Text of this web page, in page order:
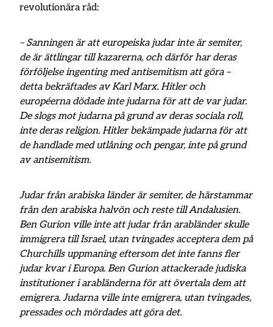
revolutionära råd:
– Sanningen är att europeiska judar inte är semiter,
de är ättlingar till kazarerna, och därför har deras
förföljelse ingenting med antisemitism att göra –
detta bekräftades av Karl Marx. Hitler och
européerna dödade inte judarna för att de var judar.
De slogs mot judarna på grund av deras sociala roll,
inte deras religion. Hitler bekämpade judarna för att
de handlade med utlåning och pengar, inte på grund
av antisemitism.
Judar från arabiska länder är semiter, de härstammar
från den arabiska halvön och reste till Andalusien.
Ben Gurion ville inte att judar från arabländer skulle
immigrera till Israel, utan tvingades acceptera dem på
Churchills uppmaning eftersom det inte fanns fler
judar kvar i Europa. Ben Gurion attackerade judiska
institutioner i arabländerna för att övertala dem att
emigrera. Judarna ville inte emigrera, utan tvingades,
pressades och mördades att göra det.